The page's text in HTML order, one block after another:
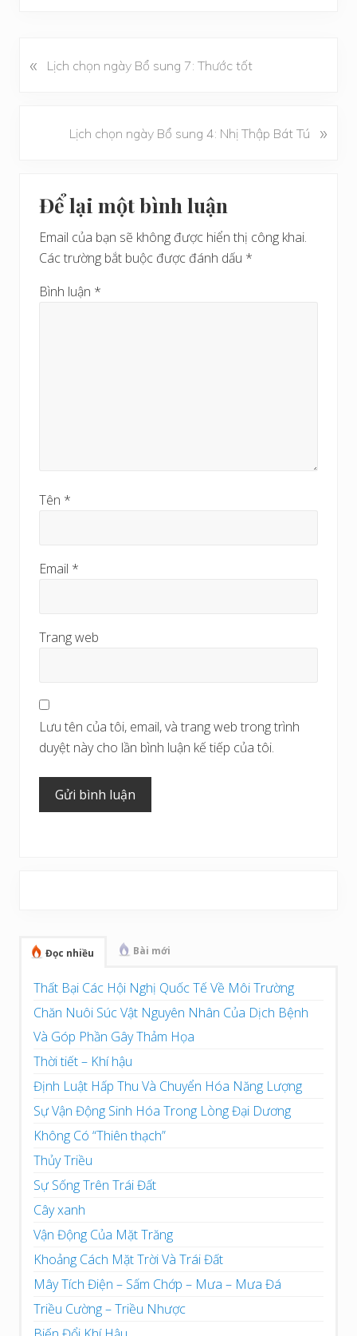
B
« Lịch chọn ngày Bổ sung 7: Thước tốt
Lịch chọn ngày Bổ sung 4: Nhị Thập Bát Tú »
Reader
Interactions
Để lại một bình luận
Email của bạn sẽ không được hiển thị công khai.
Các trường bắt buộc được đánh dấu *
Bình luận *
Tên *
Email *
Trang web
Lưu tên của tôi, email, và trang web trong trình
duyệt này cho lần bình luận kế tiếp của tôi.
Đọc nhiều Bài mới
Thất Bại Các Hội Nghị Quốc Tế Về Môi Trường
Chăn Nuôi Súc Vật Nguyên Nhân Của Dịch Bệnh
Và Góp Phần Gây Thảm Họa
Thời tiết – Khí hậu
Định Luật Hấp Thu Và Chuyển Hóa Năng Lượng
Sự Vận Động Sinh Hóa Trong Lòng Đại Dương
Không Có “Thiên thạch”
Thủy Triều
Sự Sống Trên Trái Đất
Cây xanh
Vận Động Của Mặt Trăng
Khoảng Cách Mặt Trời Và Trái Đất
Mây Tích Điện – Sấm Chớp – Mưa – Mưa Đá
Triều Cường – Triều Nhược